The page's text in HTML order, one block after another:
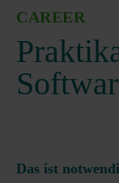
CAREER
Das ist